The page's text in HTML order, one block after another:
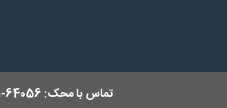
تماس با محک: 64056-021